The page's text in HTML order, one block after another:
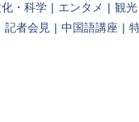
・科学 | エンタメ | 観光
記者会見 | 中国語講座 |